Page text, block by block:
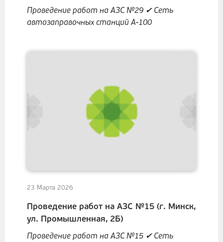
Проведение работ на АЗС №29 ✔ Сеть
автозаправочных станций А-100
23 Марта 2026
Проведение работ на АЗС №15 (г. Минск,
ул. Промышленная, 2Б)
Проведение работ на АЗС №15 ✔ Сеть